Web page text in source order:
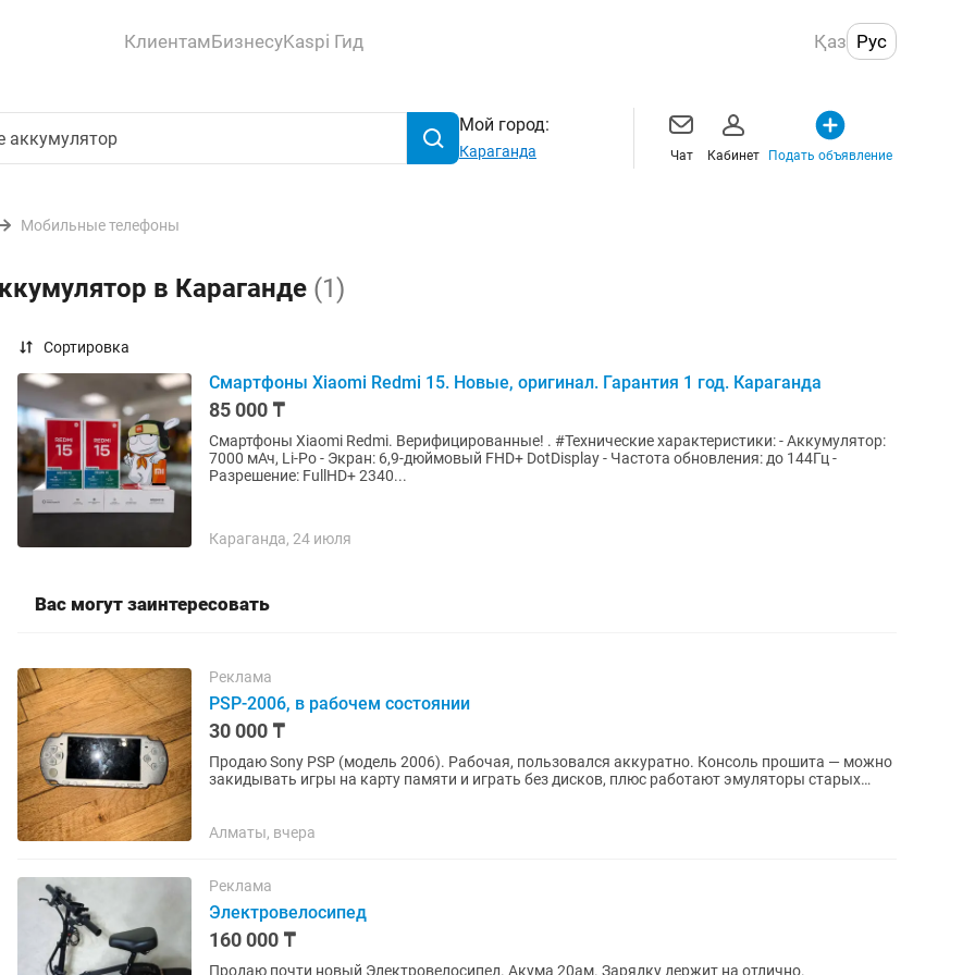
КлиентамБизнесуKaspi Гид Қаз Рус
Мой город:
Караганда Чат Кабинет Подать объявление
Мобильные телефоны
в Караганде (1)
Сортировка
Смартфоны Xiaomi Redmi 15. Новые, оригинал. Гарантия 1 год. Караганда
85 000 ₸
Смартфоны Xiaomi Redmi. Верифицированные! . #Технические характеристики: - Аккумулятор:
7000 мАч, Li-Po - Экран: 6,9-дюймовый FHD+ DotDisplay - Частота обновления: до 144Гц -
Разрешение: FullHD+ 2340...
Караганда, 24 июля
Вас могут заинтересовать
Реклама
PSP-2006, в рабочем состоянии
30 000 ₸
Продаю Sony PSP (модель 2006). Рабочая, пользовался аккуратно. Консоль прошита — можно
закидывать игры на карту памяти и играть без дисков, плюс работают эмуляторы старых
Алматы, вчера
Реклама
Электровелосипед
160 000 ₸
Продаю почти новый Электровелосипед. Акума 20ам. Зарядку держит на отлично.